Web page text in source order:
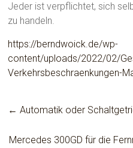
Jeder ist verpflichtet, sich
zu handeln.
https://berndwoick.de/wp-
content/uploads/2022/02/
Verkehrsbeschraenkungen-
← Automatik oder
Mercedes 300GD für die